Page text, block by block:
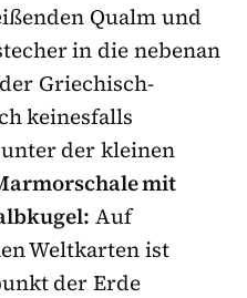
Qualm und
in die nebenan
Griechisch-
keinesfalls
der kleinen
mit
Auf
Weltkarten ist
der Erde